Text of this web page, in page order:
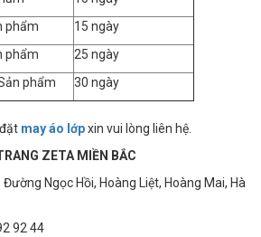
phẩm
15 ngày
phẩm
25 ngày
phẩm
30 ngày
may áo lớpxin vui lòng liên hệ.
ZETA MIỀN BẮC
Hồi, Hoàng Liệt, Hoàng Mai, Hà
44